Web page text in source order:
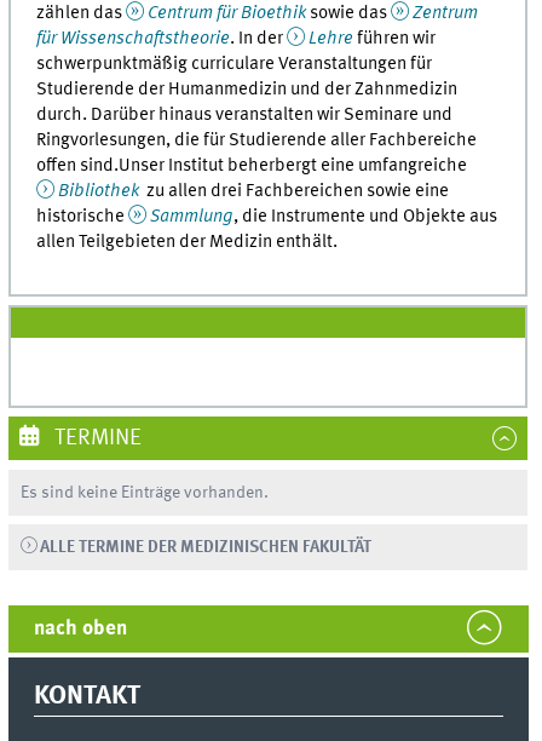
zählen das
Centrum für Bioethiksowie das
Zentrum
für Wissenschaftstheorie. In der Lehre führen wir
schwerpunktmäßig curriculare Veranstaltungen für
Studierende der Humanmedizin und der Zahnmedizin
durch. Darüber hinaus veranstalten wir Seminare und
Ringvorlesungen, die für Studierende aller Fachbereiche
offen sind.Unser Institut beherbergt eine umfangreiche
Bibliothekzu allen drei Fachbereichen sowie eine
historische
Sammlung, die Instrumente und Objekte aus
allen Teilgebieten der Medizin enthält.
TERMINE
Es sind keine Einträge vorhanden.
ALLE TERMINE DER MEDIZINISCHEN FAKULTÄT
nach oben
KONTAKT